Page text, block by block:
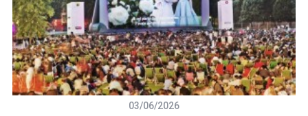
03/06/2026